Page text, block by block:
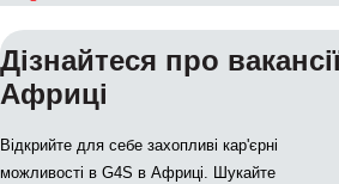
Дізнайтеся про
Африці
Відкрийте для себе захопливі кар'єрні
можливості в G4S в Африці. Шукайте